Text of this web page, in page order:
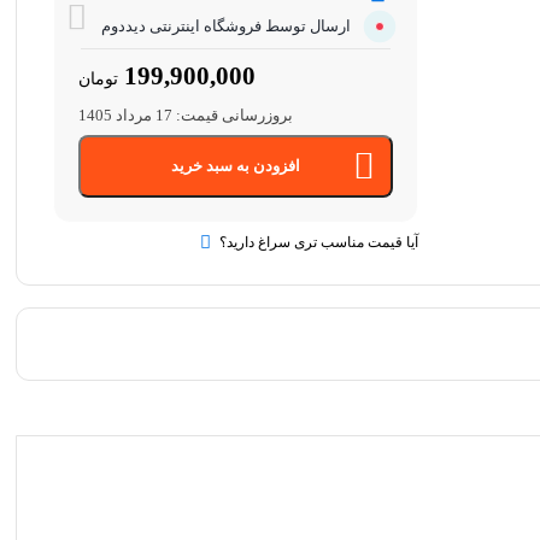
ارسال توسط فروشگاه اینترنتی دیددوم
199,900,000 تومان
بروزرسانی قیمت: 17 مرداد 1405
افزودن به سبد خرید
آیا قیمت مناسب تری سراغ دارید؟